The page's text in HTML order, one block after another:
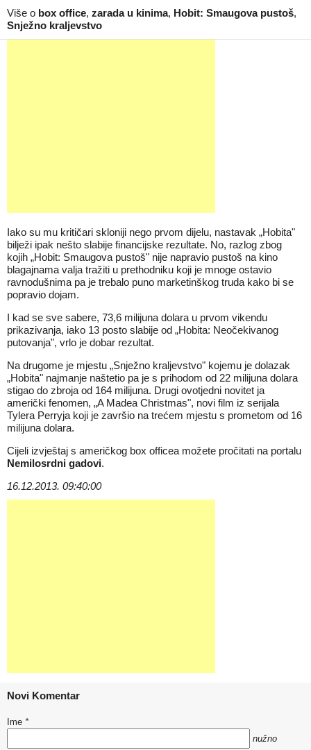
Više o box office, zarada u kinima, Hobit: Smaugova pustoš,
Snježno kraljevstvo
Iako su mu kritičari skloniji nego prvom dijelu, nastavak „Hobita"
bilježi ipak nešto slabije financijske rezultate. No, razlog zbog
kojih „Hobit: Smaugova pustoš" nije napravio pustoš na kino
blagajnama valja tražiti u prethodniku koji je mnoge ostavio
ravnodušnima pa je trebalo puno marketinškog truda kako bi se
popravio dojam.
I kad se sve sabere, 73,6 milijuna dolara u prvom vikendu
prikazivanja, iako 13 posto slabije od „Hobita: Neočekivanog
putovanja", vrlo je dobar rezultat.
Na drugome je mjestu „Snježno kraljevstvo" kojemu je dolazak
„Hobita" najmanje naštetio pa je s prihodom od 22 milijuna dolara
stigao do zbroja od 164 milijuna. Drugi ovotjedni novitet ja
američki fenomen, „A Madea Christmas", novi film iz serijala
Tylera Perryja koji je završio na trećem mjestu s prometom od 16
milijuna dolara.
Cijeli izvještaj s američkog box officea možete pročitati na portalu
Nemilosrdni gadovi.
16.12.2013. 09:40:00
Novi Komentar
Ime *
nužno